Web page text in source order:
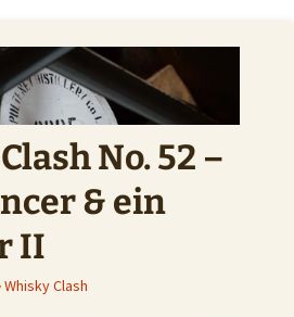
No. 52 –
& ein
II
Whisky Clash